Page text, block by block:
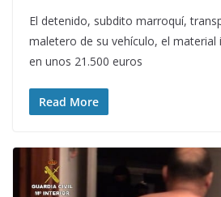
El detenido, subdito marroquí,
maletero de su vehículo, el material
en unos 21.500 euros
Read More